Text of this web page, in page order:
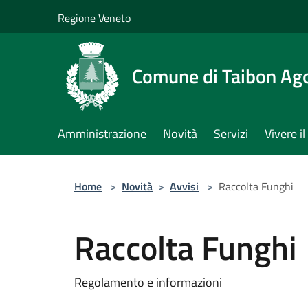
Regione Veneto
Comune di Taibon
Amministrazione Novità Servizi Vivere
Home > Novità > Avvisi > Raccolta Funghi
Raccolta Funghi
Regolamento e informazioni